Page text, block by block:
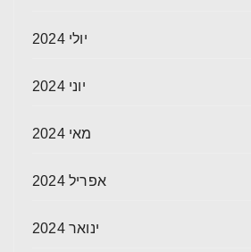
יולי 2024
יוני 2024
מאי 2024
אפריל 2024
ינואר 2024